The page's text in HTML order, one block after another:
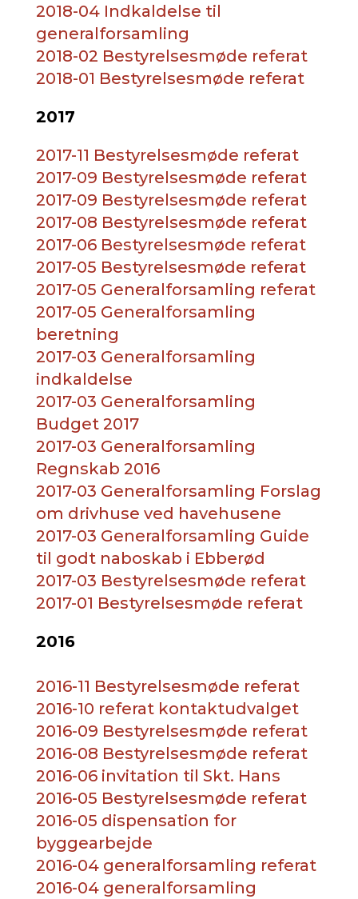
2018-04 Indkaldelse til
generalforsamling
2018-02 Bestyrelsesmøde referat
2018-01 Bestyrelsesmøde referat
2017
2017-11 Bestyrelsesmøde referat
2017-09 Bestyrelsesmøde referat
2017-09 Bestyrelsesmøde referat
2017-08 Bestyrelsesmøde referat
2017-06 Bestyrelsesmøde referat
2017-05 Bestyrelsesmøde referat
2017-05 Generalforsamling referat
2017-05 Generalforsamling
beretning
2017-03 Generalforsamling
indkaldelse
2017-03 Generalforsamling
Budget 2017
2017-03 Generalforsamling
Regnskab 2016
2017-03 Generalforsamling Forslag
om drivhuse ved havehusene
2017-03 Generalforsamling Guide
til godt naboskab i Ebberød
2017-03 Bestyrelsesmøde referat
2017-01 Bestyrelsesmøde referat
2016
2016-11 Bestyrelsesmøde referat
2016-10 referat kontaktudvalget
2016-09 Bestyrelsesmøde referat
2016-08 Bestyrelsesmøde referat
2016-06 invitation til Skt. Hans
2016-05 Bestyrelsesmøde referat
2016-05 dispensation for
byggearbejde
2016-04 generalforsamling referat
2016-04 generalforsamling